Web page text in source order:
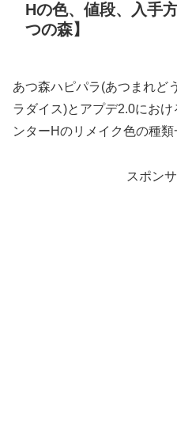
Hの色、値段、入手
つの森】
あつ森ハピパラ(あつまれど
ラダイス)とアプデ2.0にお
ンターHのリメイク色の種類
スポン